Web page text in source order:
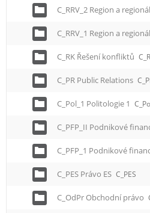
C_RRV_2 Region a
C_RRV_1 Region a
C_RK Řešení konfliktů
C_PR Public Relations
C_Pol_1 Politologie 1
C_PFP_II Podnikové
C_PFP_1 Podnikové
C_PES Právo ES C_PES
C_OdPr Obchodní právo